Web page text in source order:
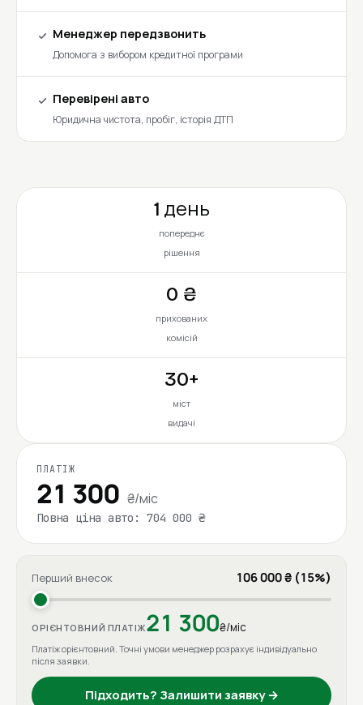
Менеджер передзвонить
Допомога з вибором кредитної програми
Перевірені авто
Юридична чистота, пробіг, історія ДТП
1 день
попереднє
рішення
0 ₴
прихованих
комісій
30+
міст
видачі
ПЛАТІЖ
21 300 ₴/міс
Повна ціна авто: 704 000 ₴
Перший внесок 106 000 ₴ (15%)
ОРІЄНТОВНИЙ ПЛАТІЖ21 300₴/міс
Платіж орієнтовний. Точні умови менеджер розрахує індивідуально
після заявки.
Підходить? Залишити заявку →